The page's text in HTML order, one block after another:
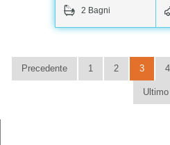
2 Bagni
Precedente 1 2 3 4
Ultimo